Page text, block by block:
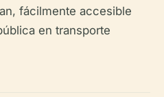
fácilmente accesible
en transporte